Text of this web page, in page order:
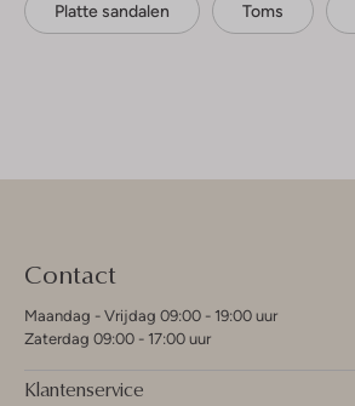
Platte sandalen Toms
Contact
Maandag - Vrijdag 09:00 - 19:00 uur
Zaterdag 09:00 - 17:00 uur
Klantenservice